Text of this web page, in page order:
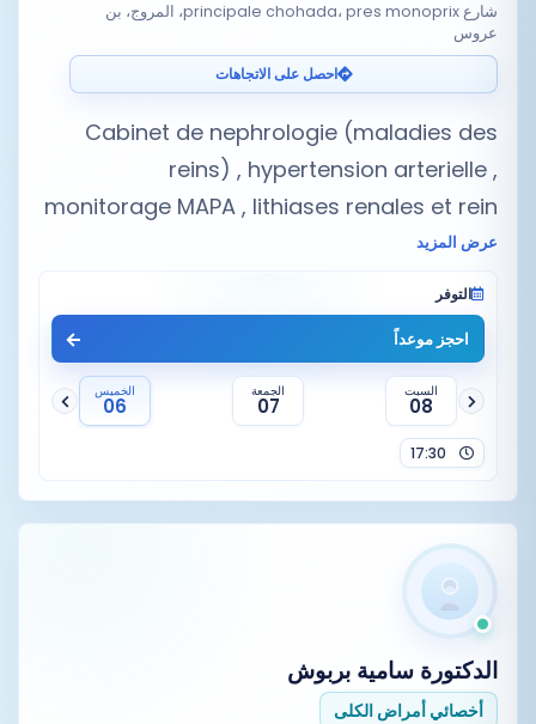
شارع principale chohada، pres monoprix، المروج، بن
عروس
احصل على الاتجاهات
Cabinet de nephrologie (maladies des
reins) , hypertension arterielle ,
monitorage MAPA , lithiases renales et rein
عيادة امراض الكلى ارتفاع ضغط الدم و تصفية الدم ،
الكلية السكرى، تسجيل ضغط الدم على 24 ساع…
عرض المزيد
التوفر
احجز موعداً
السبت
08
الجمعة
07
الخميس
06
الدكتورة سامية بربوش
أخصائي أمراض الكلى